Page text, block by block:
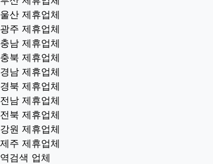
울산 제휴업체
광주 제휴업체
충남 제휴업체
충북 제휴업체
경남 제휴업체
경북 제휴업체
전남 제휴업체
전북 제휴업체
강원 제휴업체
제주 제휴업체
역검색 업체